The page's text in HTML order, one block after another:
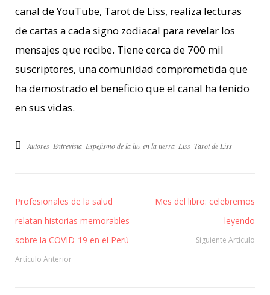
canal de YouTube, Tarot de Liss, realiza lecturas
de cartas a cada signo zodiacal para revelar los
mensajes que recibe. Tiene cerca de 700 mil
suscriptores, una comunidad comprometida que
ha demostrado el beneficio que el canal ha tenido
en sus vidas.
Autores Entrevista Espejismo de la luz en la tierra Liss Tarot de Liss
Profesionales de la salud
relatan historias memorables
sobre la COVID-19 en el Perú
Artículo Anterior
Mes del libro: celebremos
leyendo
Siguiente Artículo